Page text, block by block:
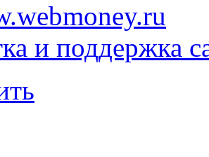
и поддержка